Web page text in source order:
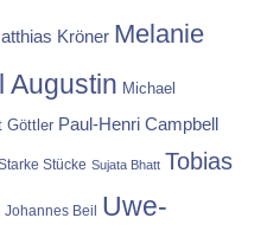
Kröner Melanie
Augustin Michael
Göttler Paul-Henri Campbell
Stücke Sujata Bhatt Tobias
Johannes Beil
Uwe-